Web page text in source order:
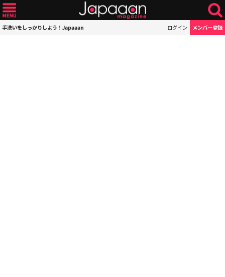
手洗いをしっかりしよう！Japaaan ログイン メンバー登録